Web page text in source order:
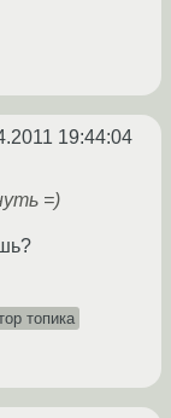
19:44:04
=)
топика